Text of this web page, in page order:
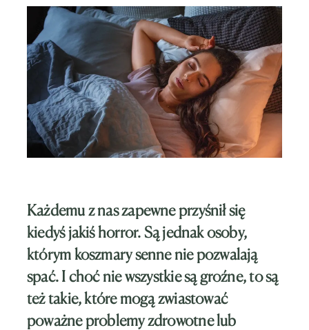
Każdemu z nas zapewne przyśnił się
kiedyś jakiś horror. Są jednak osoby,
którym koszmary senne nie pozwalają
spać. I choć nie wszystkie są groźne, to są
też takie, które mogą zwiastować
poważne problemy zdrowotne lub